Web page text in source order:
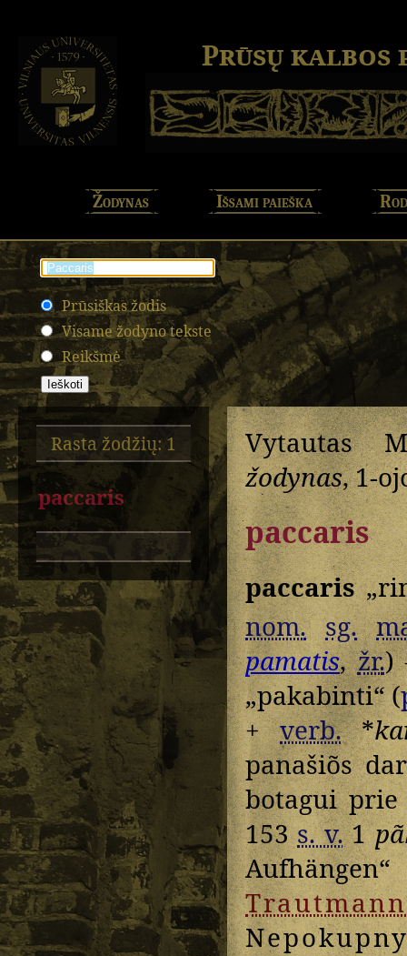
Prūsų kalbos
Žodynas Išsami paieška
Prūsiškas žodis
Visame žodyno tekste
Reikšmė
Rasta žodžių: 1
paccaris
Vytautas
žodynas, 1-
paccaris
paccaris
nom. sg.
pamatis,žr.)
„pakabinti“ (
+verb.*
panašiõs
botagui
153s. v.1
Trautmann